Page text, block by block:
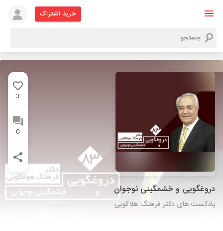
خرید اشتراک
3
0
دروغگویی و خشمگینی نوجوان
پادکست های دکتر فرهنگ هلاکویی